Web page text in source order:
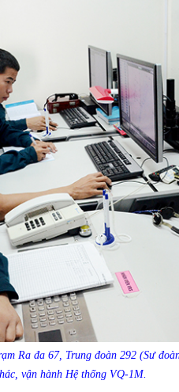
Ra đa 67, Trung đoàn 292 (Sư
vận hành Hệ thống VQ-1M.